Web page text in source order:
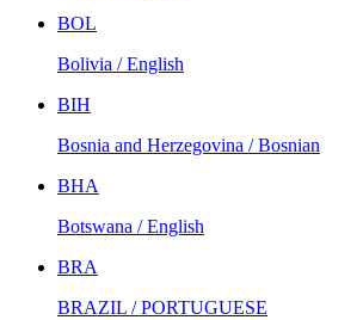
BOL
Bolivia / English
BIH
Bosnia and Herzegovina / Bosnian
BHA
Botswana / English
BRA
BRAZIL / PORTUGUESE